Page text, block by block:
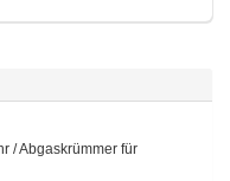
/ Abgaskrümmer für